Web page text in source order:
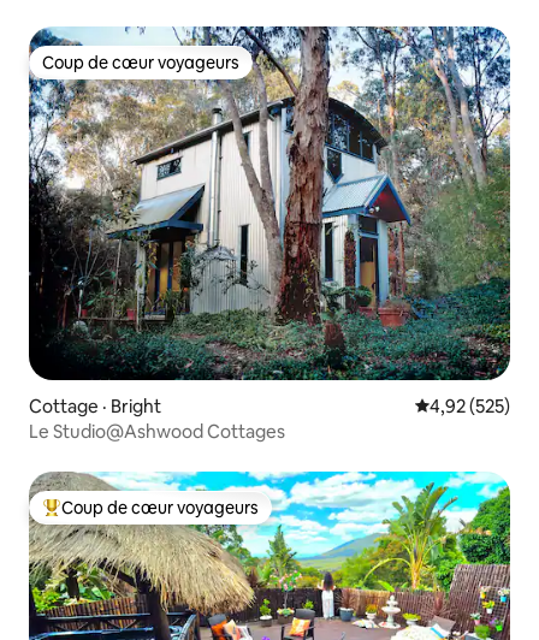
Coup de cœur voyageurs
Coup de cœur voyageurs
Cottage · Bright Note
4,92 (525)
Le Studio@Ashwood Cottages
Coup de cœur voyageurs parmi les plus aimés
Coup de cœur voyageurs